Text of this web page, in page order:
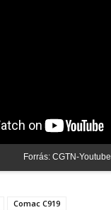
Forrás: CGTN-Youtube
Comac C919